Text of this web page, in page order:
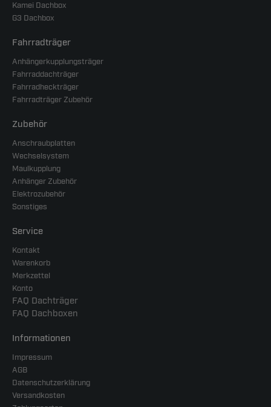
Kamei Dachbox
G3 Dachbox
Fahrradträger
Anhängerkupplungsträger
Fahrraddachträger
Fahrradheckträger
Fahrradträger Zubehör
Zubehör
Anschraubplatten
Wechselsystem
Maulkupplung
Anhänger Zubehör
Elektrozubehör
Sonstiges
Service
Kontakt
Warenkorb
Merkzettel
Konto
FAQ Dachträger
FAQ Dachboxen
Informationen
Impressum
AGB
Datenschutzerklärung
Versandkosten